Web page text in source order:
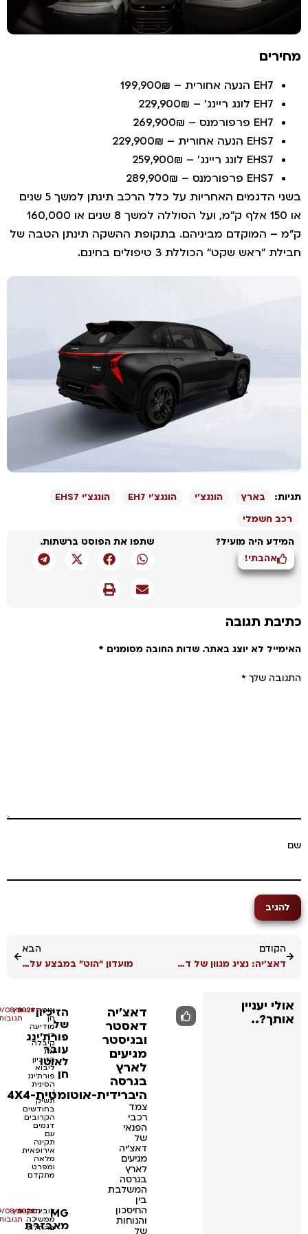
מחירים
EH7 הנעה אחורית – 199,900₪
EH7 לונג ריינג' – 229,900₪
EH7 פרפורמנס – 269,900₪
EHS7 הנעה אחורית – 229,900₪
EHS7 לונג ריינג' – 259,900₪
EHS7 פרפורמנס – 289,900₪
בשני הדגמים האחריות על כלל הרכב תינתן למשך 5 שנים
או 150 אלף ק"מ, ועל הסוללה למשך 8 שנים או 160,000
ק"מ – המוקדם מביניהם. בתקופת ההשקה תינתן הטבה של
חבילת "ראש שקט" הכוללת 3 טיפולים בחינם.
תגיות: בארץ הונגצ'י הונגצ'י EH7
הונגצ'י EHS7
רכב חשמלי
המידע היה מועיל?
אהבתי!
שתפו את הפוסט ברשתות.
כתיבת תגובה
האימייל לא יוצג באתר. שדות החובה מסומנים*
התגובה שלך*
שם
הקודם
דאצ'יה: נציג מגוון של דגמים חשמליים והיברידיים
הבא
מועדון "הוט" במבצע על דגמי סוזוקי ודיפאל
אולי יעניין
אותך?..
דאצ'יה
דאסטר
ובגיסטר
מגיעים
לארץ
בגרסה
היברידית-אוטומטית-4X4
צמד
רכבי
הפנאי
של
דאצ'יה
מגיעים
לארץ
בגרסה
המשלבת
בין
החיסכון
והנוחות
של
הזיכיון
של
פורת'ינג
עובר
לאוטו
חן
אוטו
חן
מודיעה
כי
קיבלה
את
הזיכיון
ליבוא
פורת'ינג
הסינית
|
תשיק
בחודשים
הקרובים
דגמים
עם
תקינה
אירופאית
מלאה
ומפרט
מתקדם
חדשות
•
09/08/2026
•אין
תגובות
MG
מאבזרת
לובינסקי
ממשיכה
בהוזלת
חדשות
•
09/08/2026
•אין
תגובות